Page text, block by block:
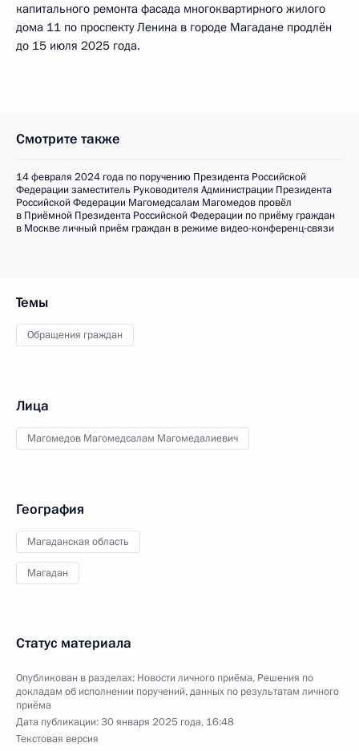
капитального ремонта фасада многоквартирного жилого
дома 11 по проспекту Ленина в городе Магадане продлён
до 15 июля 2025 года.
Смотрите также
14 февраля 2024 года по поручению Президента Российской
Федерации заместитель Руководителя Администрации Президента
Российской Федерации Магомедсалам Магомедов провёл
в Приёмной Президента Российской Федерации по приёму граждан
в Москве личный приём граждан в режиме видео-конференц-связи
Темы
Обращения граждан
Лица
Магомедов Магомедсалам Магомедалиевич
География
Магаданская область
Магадан
Статус материала
Опубликован в разделах: Новости личного приёма, Решения по
докладам об исполнении поручений, данных по результатам личного
приёма
Дата публикации:30 января 2025 года, 16:48
Текстовая версия